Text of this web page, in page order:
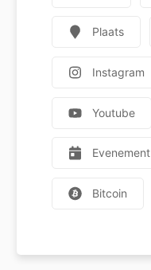
Plaats
Instagram
Youtube
Evenement
Bitcoin